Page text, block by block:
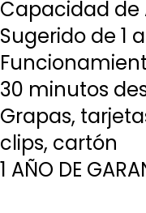
Capacidad de
Sugerido de 1
30 minutos
Grapas,
clips, cartón
1 AÑO DE